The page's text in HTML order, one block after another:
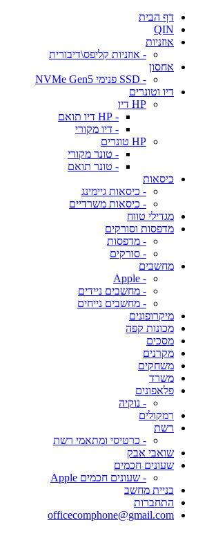
דף הבית
QIN
אוזניות
- אוזניות קליפס\דיבורית
אחסון
- SSD פנימי NVMe Gen5
דיו וטונרים
HP דיו
- HP דיו תואם
- דיו מקורי
HP טונרים
- טונר מקורי
- טונר תואם
כיסאות
- כיסאות גיימינג
- כיסאות משרדיים
מגדילי טווח
מדפסות וסורקים
- מדפסות
- סורקים
מחשבים
- Apple
- מחשבים ניידים
- מחשבים נייחים
מיקרופונים
מכונות קפה
מסכים
מקרנים
משחקים
משרד
פלאפונים
- נוקיה
רמקולים
רשת
- כרטיסי ומתאמי רשת
שואבי אבק
שעונים חכמים
- שעונים חכמים Apple
בניית מחשב
התחברות
officecomphone@gmail.com